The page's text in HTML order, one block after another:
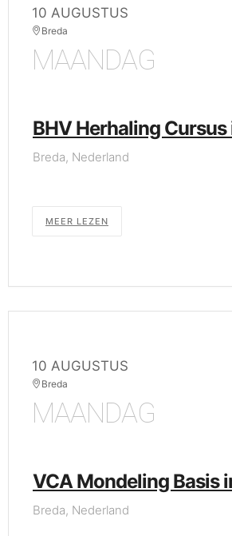
10 AUGUSTUS
Breda
MAANDAG
BHV Herhaling Cursus
Breda, Nederland
MEER LEZEN
10 AUGUSTUS
Breda
MAANDAG
VCA Mondeling Basis
Breda, Nederland